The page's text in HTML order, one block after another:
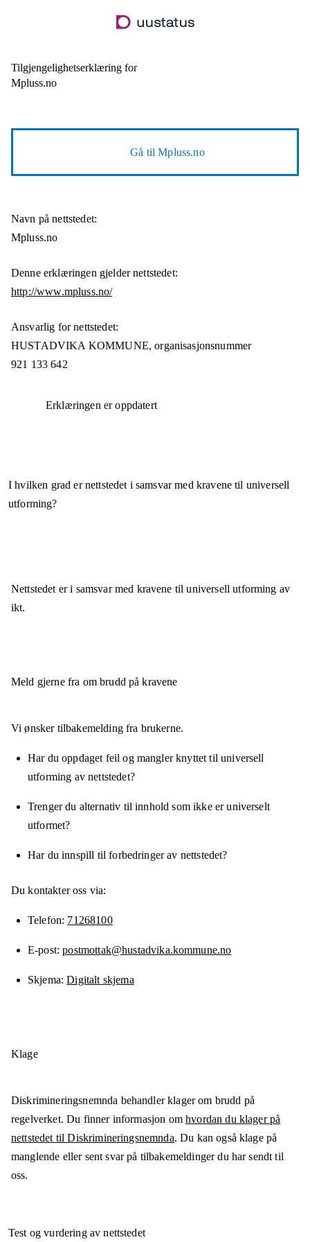
til
Tilgjengelighetserklæring for
Mpluss.no
Gå tilMpluss.no
Navn på nettstedet:
Mpluss.no
Denne erklæringen gjelder nettstedet:
http://www.mpluss.no/
Ansvarlig for nettstedet:
HUSTADVIKA KOMMUNE,organisasjonsnummer
921 133 642
Erklæringen er oppdatert
I hvilken grad er nettstedet i samsvar med kravene til universell
utforming?
Nettstedet eri samsvarmed kravene til universell utforming av
ikt.
Meld gjerne fra om brudd på kravene
Vi ønsker tilbakemelding fra brukerne.
Har du oppdaget feil og mangler knyttet til universell
utforming av nettstedet?
Trenger du alternativ til innhold som ikke er universelt
utformet?
Har du innspill til forbedringer av nettstedet?
Du kontakter oss via:
Telefon 71268100
E-post postmottak@hustadvika.kommune.no
Skjema Digitalt skjema
Klage
Diskrimineringsnemnda behandler klager om brudd på
regelverket. Du finner informasjon omhvordan du klager på
nettstedet til Diskrimineringsnemnda. Du kan også klage på
manglende eller sent svar på tilbakemeldinger du har sendt til
oss.
Test og vurdering av nettstedet